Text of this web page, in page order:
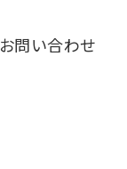
お問い合わせ